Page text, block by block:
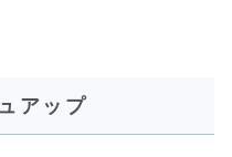
アップ